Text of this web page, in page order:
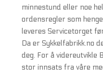
minnestund eller noe
ordensregler som
leveres Servicetorget
Da er Sykkelfabrikk.no
deg. For å videreutvikle
stor innsats fra våre